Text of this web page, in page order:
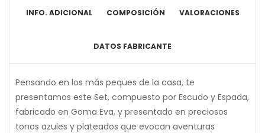
INFO. ADICIONAL COMPOSICIÓN VALORACIONES
DATOS FABRICANTE
Pensando en los más peques de la casa, te
presentamos este Set, compuesto por Escudo y Espada,
fabricado en Goma Eva, y presentado en preciosos
tonos azules y plateados que evocan aventuras